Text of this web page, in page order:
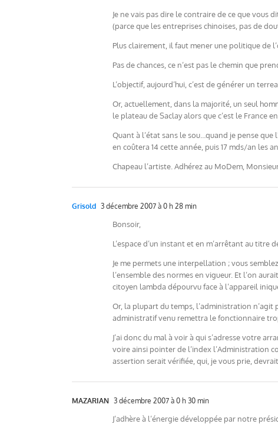
Je ne vais pas dire le contraire de ce que vous
(parce que les entreprises chinoises, pas de
Plus clairement, il faut mener une politique de
Pas de chances, ce n’est pas le chemin que
L’objectif, aujourd’hui, c’est de générer un
Or, actuellement, dans la majorité, un seul
le plateau de Saclay alors que c’est le France
Quant à l’état sans le sou…quand je pense
en coûtera 14 cette année, puis 17 mds/an les
Chapeau l’artiste. Adhérez au MoDem,
Grisold 3 décembre 2007 à 0 h 28 min
Bonsoir,
L’espace d’un instant et en m’arrêtant au
Je me permets une interpellation ; vous
l’ensemble des normes en vigueur. Et l’on
citoyen lambda dépourvu face à l’appareil
Or, la plupart du temps, l’administration
administratif venu remettra le fonctionnaire
J’ai donc du mal à voir à qui s’adresse votre
voire ainsi pointer de l’index l’Administration
assertion serait vérifiée, qui, je vous prie,
MAZARIAN 3 décembre 2007 à 0 h 30 min
J’adhère à l’énergie développée par notre